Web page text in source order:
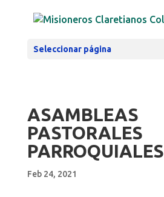
Seleccionar página
ASAMBLEAS
PASTORALES
PARROQUIALES
Feb 24, 2021